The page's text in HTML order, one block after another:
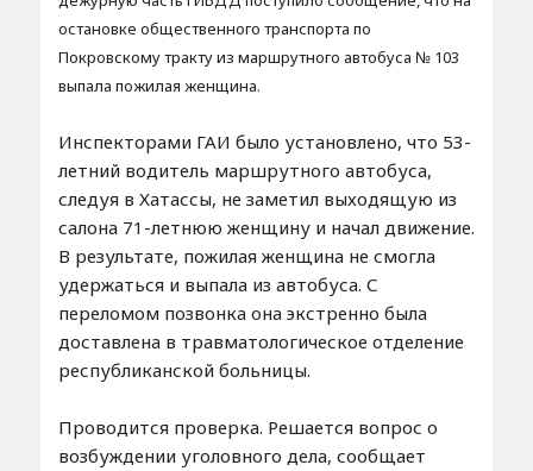
остановке общественного транспорта по
Покровскому тракту из маршрутного автобуса № 103
выпала пожилая женщина.
Инспекторами ГАИ было установлено, что 53-
летний водитель маршрутного автобуса,
следуя в Хатассы, не заметил выходящую из
салона 71-летнюю женщину и начал движение.
В результате, пожилая женщина не смогла
удержаться и выпала из автобуса. С
переломом позвонка она экстренно была
доставлена в травматологическое отделение
республиканской больницы.
Проводится проверка. Решается вопрос о
возбуждении уголовного дела, сообщает